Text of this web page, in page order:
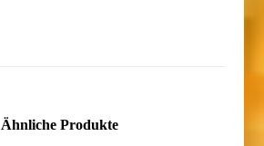
Ähnliche Produkte